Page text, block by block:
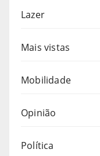
Lazer
Mais vistas
Mobilidade
Opinião
Política